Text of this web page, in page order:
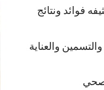
فوائد ونتائج
والعناية
صحي